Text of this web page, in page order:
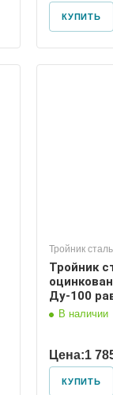
КУПИТЬ
Тройник
Тройник
Ду-100
В наличии
Цена:1
КУПИТЬ